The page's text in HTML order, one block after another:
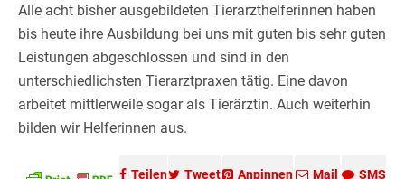
Alle acht bisher ausgebildeten Tierarzthelferinnen haben
bis heute ihre Ausbildung bei uns mit guten bis sehr guten
Leistungen abgeschlossen und sind in den
unterschiedlichsten Tierarztpraxen tätig. Eine davon
arbeitet mittlerweile sogar als Tierärztin. Auch weiterhin
bilden wir Helferinnen aus.
Teilen Tweet Anpinnen Mail SMS